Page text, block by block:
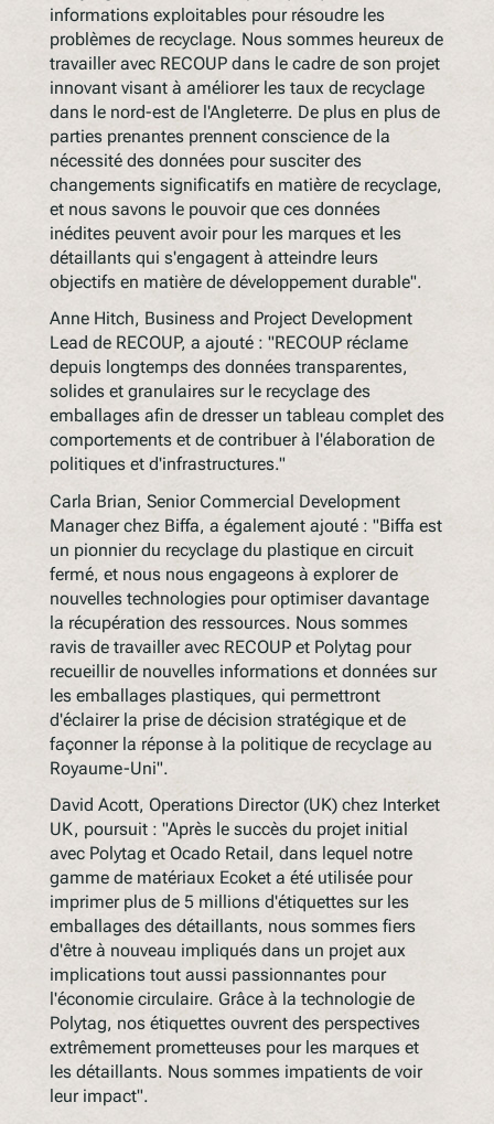
informations exploitables pour résoudre les
problèmes de recyclage. Nous sommes heureux de
travailler avec RECOUP dans le cadre de son projet
innovant visant à améliorer les taux de recyclage
dans le nord-est de l'Angleterre. De plus en plus de
parties prenantes prennent conscience de la
nécessité des données pour susciter des
changements significatifs en matière de recyclage,
et nous savons le pouvoir que ces données
inédites peuvent avoir pour les marques et les
détaillants qui s'engagent à atteindre leurs
objectifs en matière de développement durable".
Anne Hitch, Business and Project Development
Lead de RECOUP, a ajouté : "RECOUP réclame
depuis longtemps des données transparentes,
solides et granulaires sur le recyclage des
emballages afin de dresser un tableau complet des
comportements et de contribuer à l'élaboration de
politiques et d'infrastructures."
Carla Brian, Senior Commercial Development
Manager chez Biffa, a également ajouté : "Biffa est
un pionnier du recyclage du plastique en circuit
fermé, et nous nous engageons à explorer de
nouvelles technologies pour optimiser davantage
la récupération des ressources. Nous sommes
ravis de travailler avec RECOUP et Polytag pour
recueillir de nouvelles informations et données sur
les emballages plastiques, qui permettront
d'éclairer la prise de décision stratégique et de
façonner la réponse à la politique de recyclage au
Royaume-Uni".
David Acott, Operations Director (UK) chez Interket
UK, poursuit : "Après le succès du projet initial
avec Polytag et Ocado Retail, dans lequel notre
gamme de matériaux Ecoket a été utilisée pour
imprimer plus de 5 millions d'étiquettes sur les
emballages des détaillants, nous sommes fiers
d'être à nouveau impliqués dans un projet aux
implications tout aussi passionnantes pour
l'économie circulaire. Grâce à la technologie de
Polytag, nos étiquettes ouvrent des perspectives
extrêmement prometteuses pour les marques et
les détaillants. Nous sommes impatients de voir
leur impact".